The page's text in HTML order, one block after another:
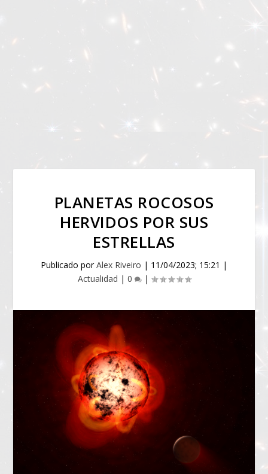
PLANETAS ROCOSOS
HERVIDOS POR SUS
ESTRELLAS
Publicado porAlex Riveiro | 11/04/2023; 15:21 |
Actualidad | 0 |